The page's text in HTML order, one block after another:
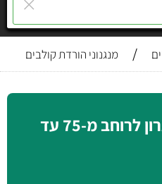
/ מנגנוני הורדת קולבים
סרווטו צבע שחור לארון לרוחב מ-75 עד